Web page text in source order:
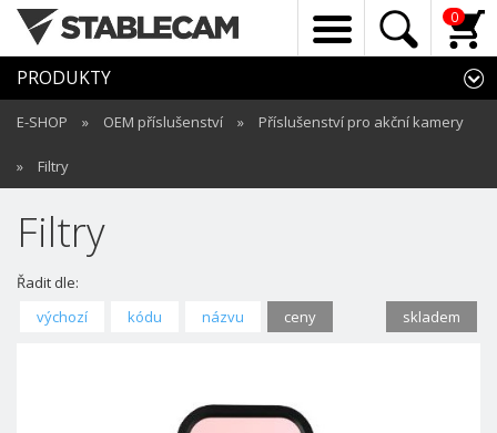
0
PRODUKTY
E-SHOP » OEM příslušenství » Příslušenství pro akční kamery
» Filtry
Filtry
Řadit dle:
výchozí
kódu názvu ceny skladem